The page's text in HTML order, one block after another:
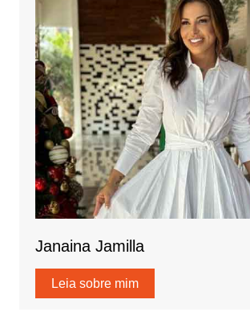
Janaina Jamilla
Leia sobre mim